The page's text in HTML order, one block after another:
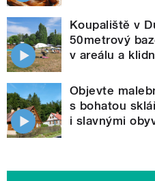
Koupaliště v
50metrový
v areálu a
Objevte
s bohatou
i slavnými